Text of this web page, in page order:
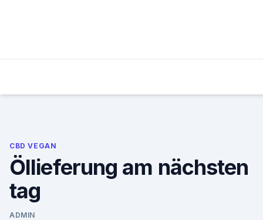
CBD VEGAN
Öllieferung am nächsten
tag
ADMIN